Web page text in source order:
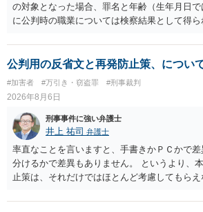
の対象となった場合、罪名と年齢（生年月日
に公判時の職業については検察結果として得
公判用の反省文と再発防止策、につい
#加害者 #万引き・窃盗罪 #刑事裁判
2026年8月6日
刑事事件に強い弁護士
井上 祐司 弁護士
率直なことを言いますと、手書きかＰＣかで
分けるかで差異もありません。 というより、
止策は、それだけではほとんど考慮してもら
やカウンセリング・治療の内容 ・利用してい